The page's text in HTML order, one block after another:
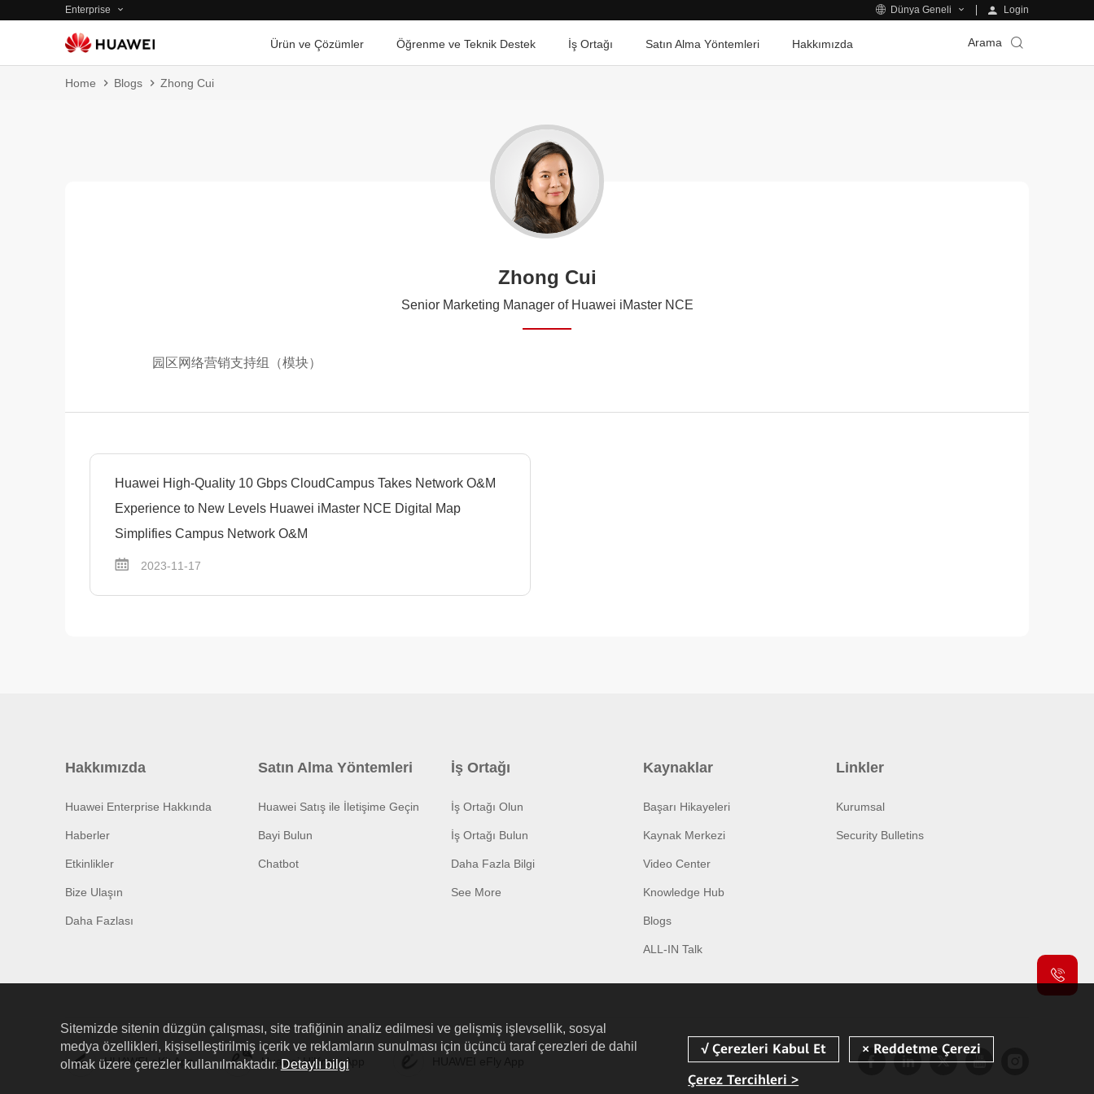
Enterprise Dünya Geneli Login
Ürün ve Çözümler Öğrenme ve Teknik Destek İş Ortağı Satın Alma Yöntemleri Hakkımızda Arama
Home Blogs Zhong Cui
Zhong Cui
Senior Marketing Manager of Huawei iMaster NCE
园区网络营销支持组（模块）
Huawei High-Quality 10 Gbps CloudCampus Takes Network O&M
Experience to New Levels Huawei iMaster NCE Digital Map
Simplifies Campus Network O&M
2023-11-17
Hakkımızda
Huawei Enterprise Hakkında
Haberler
Etkinlikler
Bize Ulaşın
Daha Fazlası
Satın Alma Yöntemleri
Huawei Satış ile İletişime Geçin
Bayi Bulun
Chatbot
İş Ortağı
İş Ortağı Olun
İş Ortağı Bulun
Daha Fazla Bilgi
See More
Kaynaklar
Başarı Hikayeleri
Kaynak Merkezi
Video Center
Knowledge Hub
Blogs
ALL-IN Talk
Linkler
Kurumsal
Security Bulletins
HUAWEI eKit App Huawei HiKnow App
Sitemizde sitenin düzgün çalışması, site trafiğinin analiz edilmesi ve gelişmiş işlevsellik, sosyal
medya özellikleri, kişiselleştirilmiş içerik ve reklamların sunulması için üçüncü taraf çerezleri de dahil
olmak üzere çerezler kullanılmaktadır. Detaylı bilgi
Çerez Tercihleri >